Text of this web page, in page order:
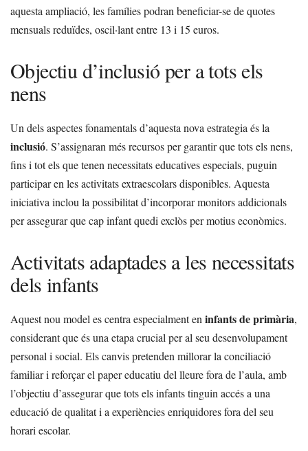
aquesta ampliació, les famílies podran beneficiar-se de quotes
mensuals reduïdes, oscil·lant entre 13 i 15 euros.
Objectiu d’inclusió per a tots els
nens
Un dels aspectes fonamentals d’aquesta nova estrategia és la
inclusió. S’assignaran més recursos per garantir que tots els nens,
fins i tot els que tenen necessitats educatives especials, puguin
participar en les activitats extraescolars disponibles. Aquesta
iniciativa inclou la possibilitat d’incorporar monitors addicionals
per assegurar que cap infant quedi exclòs per motius econòmics.
Activitats adaptades a les necessitats
dels infants
Aquest nou model es centra especialment en infants de primària,
considerant que és una etapa crucial per al seu desenvolupament
personal i social. Els canvis pretenden millorar la conciliació
familiar i reforçar el paper educatiu del lleure fora de l’aula, amb
l’objectiu d’assegurar que tots els infants tinguin accés a una
educació de qualitat i a experiències enriquidores fora del seu
horari escolar.